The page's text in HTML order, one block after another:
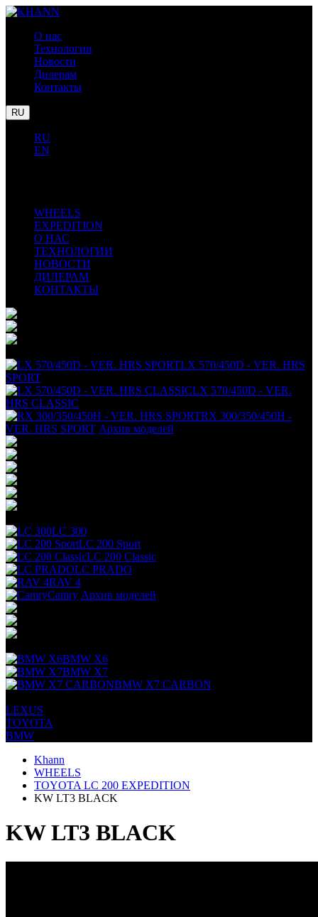
О нас
Технологии
Новости
Дилерам
Контакты
RU
RU
EN
WHEELS
EXPEDITION
О НАС
ТЕХНОЛОГИИ
НОВОСТИ
ДИЛЕРАМ
КОНТАКТЫ
LX 570/450D - VER. HRS
SPORT
LX 570/450D - VER.
HRS CLASSIC
RX 300/350/450H -
VER. HRS SPORT Архив моделей
LC 300
LC 200 Sport
LC 200 Classic
LC PRADO
RAV 4
Camry Архив моделей
BMW X6
BMW X7
BMW X7 CARBON
LEXUS
TOYOTA
BMW
Khann
WHEELS
TOYOTA LC 200 EXPEDITION
KW LT3 BLACK
KW LT3 BLACK